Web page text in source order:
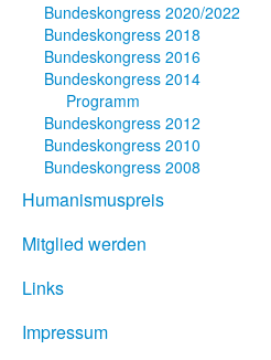
Bundeskongress 2020/2022
Bundeskongress 2018
Bundeskongress 2016
Bundeskongress 2014
Programm
Bundeskongress 2012
Bundeskongress 2010
Bundeskongress 2008
Humanismuspreis
Mitglied werden
Links
Impressum